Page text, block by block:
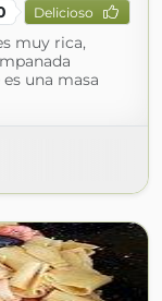
Delicioso
muy rica,
una masa